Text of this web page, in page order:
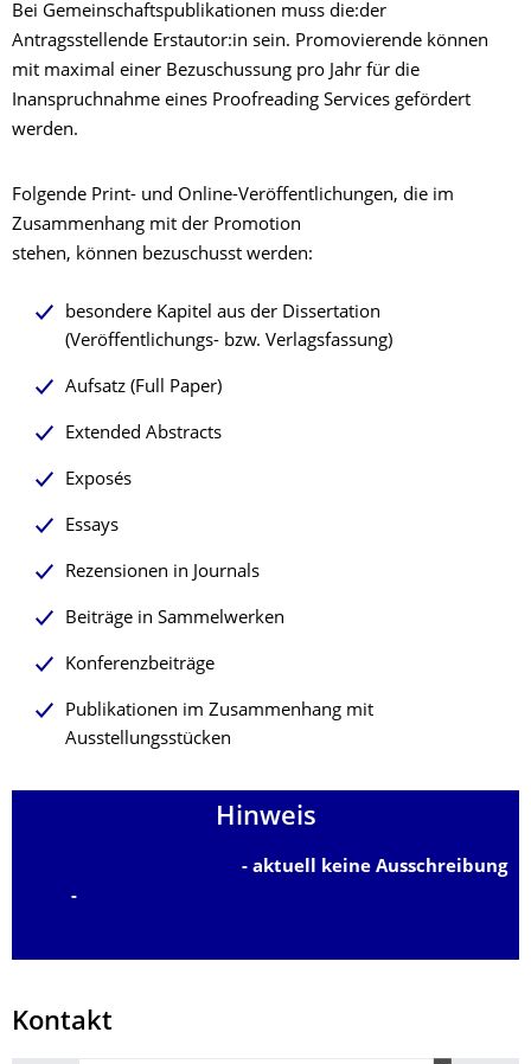
Bei Gemeinschaftspublikationen muss die:der
Antragsstellende Erstautor:in sein. Promovierende können
mit maximal einer Bezuschussung pro Jahr für die
Inanspruchnahme eines Proofreading Services gefördert
werden.
Folgende Print- und Online-Veröffentlichungen, die im
Zusammenhang mit der Promotion
stehen, können bezuschusst werden:
besondere Kapitel aus der Dissertation
(Veröffentlichungs- bzw. Verlagsfassung)
Aufsatz (Full Paper)
Extended Abstracts
Exposés
Essays
Rezensionen in Journals
Beiträge in Sammelwerken
Konferenzbeiträge
Publikationen im Zusammenhang mit
Ausstellungsstücken
Hinweis
- aktuell keine Ausschreibung
-
Kontakt